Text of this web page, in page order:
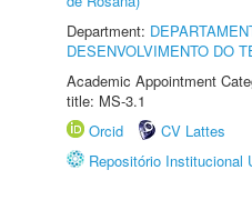
Department:
DESENVOLVIMENTO DO
Academic Appointment
title: MS-3.1
Orcid
CV Lattes
Repositório Institucional